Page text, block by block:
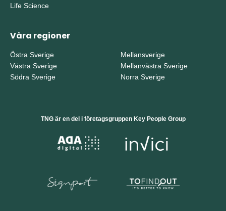
Life Science
Våra regioner
Östra Sverige
Västra Sverige
Södra Sverige
Mellansverige
Mellanvästra Sverige
Norra Sverige
TNG är en del i företagsgruppen Key People Group